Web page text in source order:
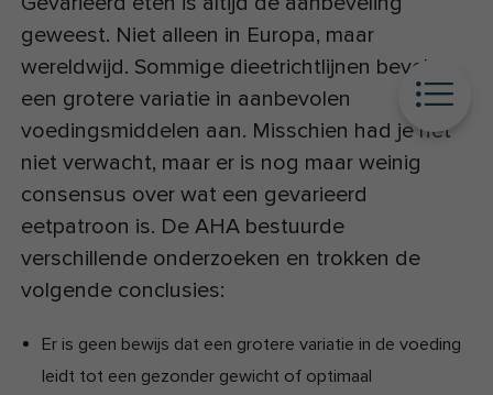
geweest. Niet alleen in Europa, maar
wereldwijd. Sommige dieetrichtlijnen bevelen
een grotere variatie in aanbevolen
voedingsmiddelen aan. Misschien had je het
niet verwacht, maar er is nog maar weinig
consensus over wat een gevarieerd
eetpatroon is. De AHA bestuurde
verschillende onderzoeken en trokken de
volgende conclusies:
Er is geen bewijs dat een grotere variatie in de voeding
leidt tot een gezonder gewicht of optimaal